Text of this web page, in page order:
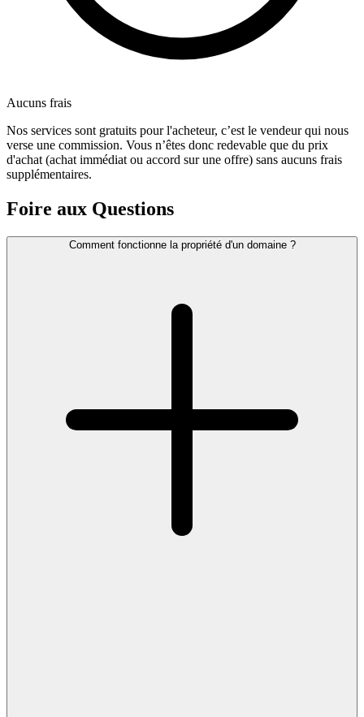
Aucuns frais
Nos services sont gratuits pour l'acheteur, c’est le vendeur qui nous
verse une commission. Vous n’êtes donc redevable que du prix
d'achat (achat immédiat ou accord sur une offre) sans aucuns frais
supplémentaires.
Foire aux Questions
Comment fonctionne la propriété d'un domaine ?